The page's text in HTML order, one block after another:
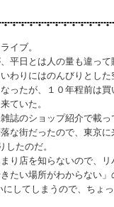
イブ。
平日とは人の量も違っ
わりにはのんびりとした
ったが、１０年程前は
ていた。
誌のショップ紹介で載
な街だったので、東京
したのだ。
り店を知らないので、
たい場所がわからない
してしまうので、ちょ